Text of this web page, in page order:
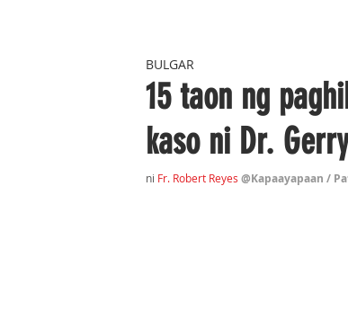
15 taon ng
kaso ni Dr.
BULGAR
ni Fr. Robert Reyes @Kapaayapaan /